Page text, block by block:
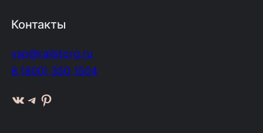
Контакты
vsp@railstorg.ru
8 (800) 350 1504
ВКонтакте Telegram Pinterest